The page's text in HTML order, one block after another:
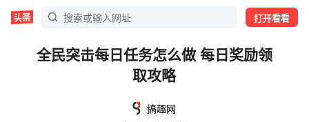
打开看看
全民突击每日任务怎么做 每日奖励领
取攻略
搞趣网